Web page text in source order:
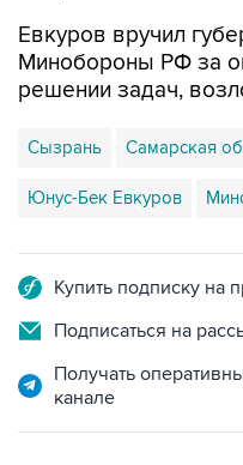
Евкуров вручил
Минобороны РФ за
решении задач,
Сызрань Самарская
Юнус-Бек Евкуров
Купить подписку на
Подписаться на
Получать
канале